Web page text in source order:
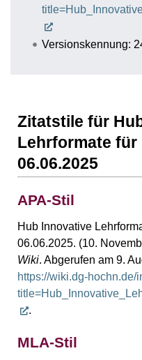
Versionskennung:
Zitatstile für
Lehrformate für
06.06.2025
APA-Stil
Hub Innovative
06.06.2025. (10.
Wiki. Abgerufen am 9.
https://wiki.dg-hochn.de/
.
MLA-Stil